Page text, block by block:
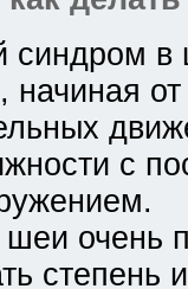
синдром
начиная
с
очень
степень